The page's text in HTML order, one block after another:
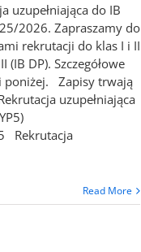
uzupełniająca do IB
2026. Zapraszamy do
rekrutacji do klas I i II
(IB DP). Szczegółowe
poniżej. Zapisy trwają
uzupełniająca
Rekrutacja
Read More